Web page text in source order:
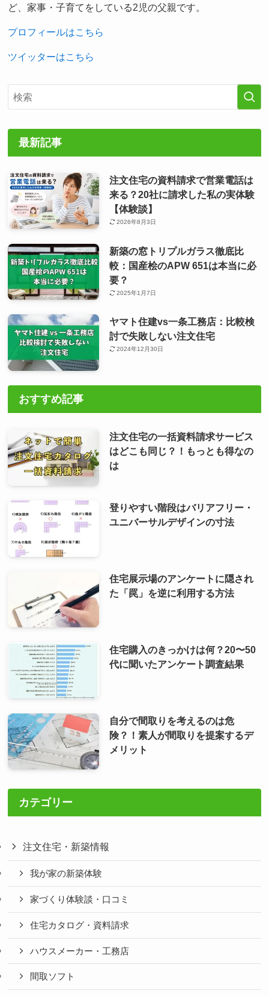
ど、家事・子育てをしている2児の父親です。
プロフィールはこちら
ツイッターはこちら
最新記事
注文住宅の資料請求で営業電話は
来る？20社に請求した私の実体験
【体験談】
2026年8月3日
新築の窓トリプルガラス徹底比
較：国産桧のAPW 651は本当に必
要？
2025年1月7日
ヤマト住建vs一条工務店：比較検
討で失敗しない注文住宅
2024年12月30日
おすすめ記事
注文住宅の一括資料請求サービス
はどこも同じ？！もっとも得なの
は
登りやすい階段はバリアフリー・
ユニバーサルデザインの寸法
住宅展示場のアンケートに隠され
た「罠」を逆に利用する方法
住宅購入のきっかけは何？20〜50
代に聞いたアンケート調査結果
自分で間取りを考えるのは危
険？！素人が間取りを提案するデ
メリット
カテゴリー
注文住宅・新築情報
我が家の新築体験
家づくり体験談・口コミ
住宅カタログ・資料請求
ハウスメーカー・工務店
間取ソフト